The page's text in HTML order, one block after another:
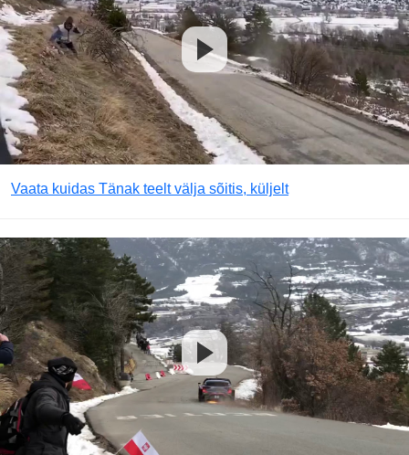
Vaata kuidas Tänak teelt välja sõitis, küljelt